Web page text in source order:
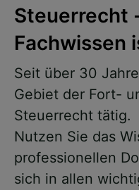
Steuerrecht
Fachwissen
Seit über 30
Gebiet der Fort-
Steuerrecht tätig.
Nutzen Sie das
professionellen
sich in allen